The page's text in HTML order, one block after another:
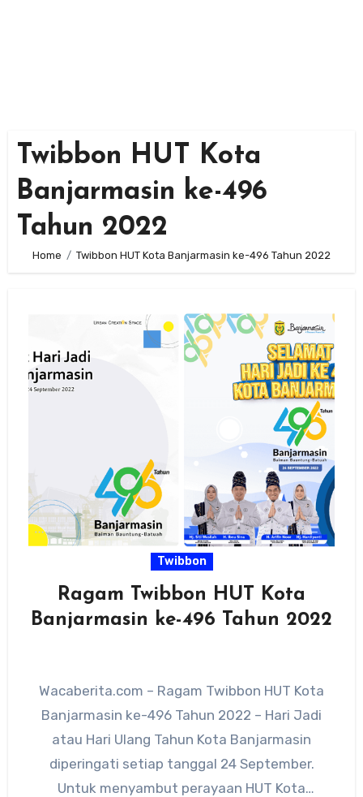
Twibbon HUT Kota
Banjarmasin ke-496
Tahun 2022
Home Twibbon HUT Kota Banjarmasin ke-496 Tahun 2022
Twibbon
Ragam Twibbon HUT Kota
Banjarmasin ke-496 Tahun 2022
Wacaberita.com – Ragam Twibbon HUT Kota
Banjarmasin ke-496 Tahun 2022 – Hari Jadi
atau Hari Ulang Tahun Kota Banjarmasin
diperingati setiap tanggal 24 September.
Untuk menyambut perayaan HUT Kota